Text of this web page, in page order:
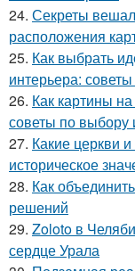
24. Секреты
расположения
25. Как выбрать
интерьера:
26. Как картины
советы по
27. Какие церкви
историческое
28. Как
решений
29. Zoloto в
сердце Урала